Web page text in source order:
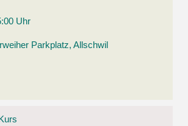
Uhr
Parkplatz, Allschwil